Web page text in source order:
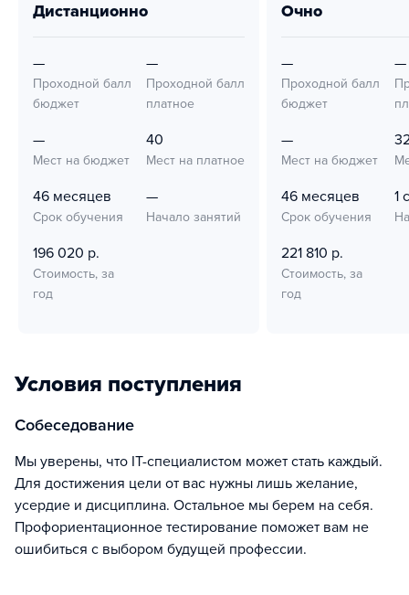
дистанционно
—
Проходной балл
бюджет
—
Проходной балл
платное
—
Мест на бюджет
40
Мест на платное
46 месяцев
Срок обучения
—
Начало занятий
196 020 р.
Стоимость, за
год
очно
—
Проходной балл
бюджет
—
—
Мест на бюджет
46 месяцев
Срок обучения
1
221 810 р.
Стоимость, за
год
Условия поступления
собеседование
Мы уверены, что IT-специалистом может стать каждый.
Для достижения цели от вас нужны лишь желание,
усердие и дисциплина. Остальное мы берем на себя.
Профориентационное тестирование поможет вам не
ошибиться с выбором будущей профессии.